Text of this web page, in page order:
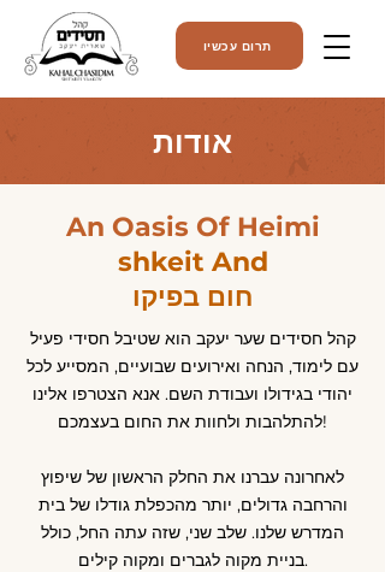
תרום עכשיו
אודות
An Oasis Of Heimi
shkeit And
חום בפיקו
קהל חסידים שער יעקב הוא שטיבל חסידי פעיל
עם לימוד, הנחה ואירועים שבועיים, המסייע לכל
יהודי בגידולו ועבודת השם. אנא הצטרפו אלינו
להתלהבות ולחוות את החום בעצמכם!
לאחרונה עברנו את החלק הראשון של שיפוץ
והרחבה גדולים, יותר מהכפלת גודלו של בית
המדרש שלנו. שלב שני, שזה עתה החל, כולל
בניית מקוה לגברים ומקוה קילים.